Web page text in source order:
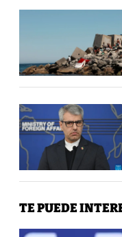
TE PUEDE